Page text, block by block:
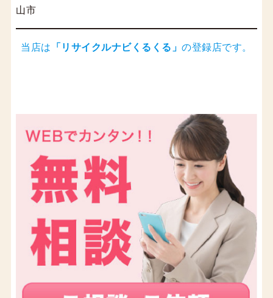
山市
当店は 「 リサイクルナビくるくる 」の登録店です。